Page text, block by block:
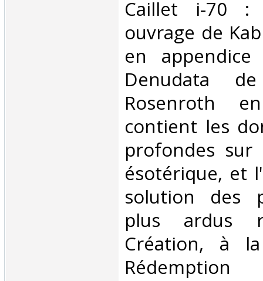
Caillet i-70 :
ouvrage de
en
Denudata
Rosenroth
contient les
profondes sur
ésotérique, et
solution des
plus ardus
Création, à